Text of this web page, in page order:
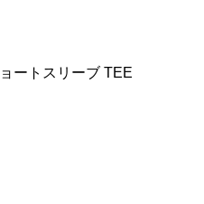
ートスリーブ TEE